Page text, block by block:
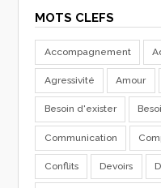
MOTS CLEFS
Accompagnement
Agressivité Amour
Besoin d'exister
Communication
Conflits Devoirs